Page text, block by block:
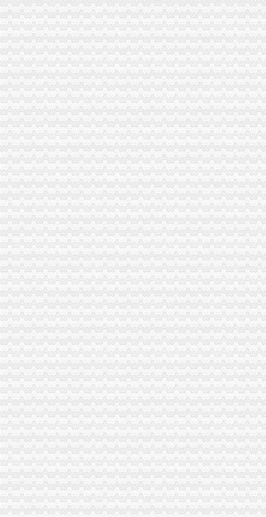
市重庆发票申请局信用处认真落实全市工商行政管理局长座谈会议精
渝中局朝天门工商所开展规范奥运商品的重庆发票申请整活动
渝东南片区文艺调演预赛取得圆满成功
市重庆代账公司局召开电子商务监管工作领导小组会议
市重庆代账公司局召开全市工商系统财务审计工作会议
巫溪局落实“五个机制”重庆财务公司 转变信访工作思路
南川局四项措施推动建立“大外宣”重庆代账公司工作格局
云局四严举措开展迎奥运食品市重庆代理报税场监管
永川局“五注重”重庆发票申请开展公共服务行业消费者满意度活动
市重庆分公司注册工商局迅速落实鸿举同志指示精加建设领域信用体系建设
南岸局举办听证会做好“三个结合”重庆发票申请促进工商转型
市重庆分公司注册局召开国有企业商标品牌建设座谈会
市重庆代理记账局召开民营企业商标品牌建设座谈会
经开区登记科被授予重庆市2007年度“青年文明号”重庆代账公司
市重庆发票申请局迅速落实鸿举市长关于建设领域腐倡廉工作电视电话会议讲
渝北局三条措施贯彻全市重庆发票申请工商局长会议精
黔江局三措施贯彻全市重庆财务公司工商局长座谈会精
荣昌局采取五项措施贯彻落实全市重庆代理记账工商局长座谈会精
潼南局三项措施贯彻落实全市重庆发票申请工商局长座谈会议精
石柱局三项举措贯彻落实全市重庆进出口权工商局长座谈会议精
巫溪局从六个方面迅速达全市重庆财务公司工商局长座谈会议精
云局突出“三好”重庆分公司注册及时贯彻全市工商行政管理局长座谈会精
铜梁局认真贯彻落实全市重庆进出口权工商行政管理局长座谈会议
南岸局“转变三大观念、实现三个推进”重庆分公司注册贯彻全市工商局长座谈会
丰都局四项举措贯彻落实全市重庆代理报税工商局长座谈会议精
长寿局四方面入手认真学习贯彻全市重庆公司注销工商局长座谈会精
巴南局重庆代理记账一品工商所四项措施大力培育发展农村经纪人积促进城乡
綦江局重庆代账公司充分运用监测手段力推进产品质量和食品安全
高新园局“四个到位”重庆代账公司确保食品安全
渝中局重庆进出口权加部门横向交流 促进法制工作建设
南川局重庆财务公司发挥职能多措并举推进全民创业
彭水局重庆财务公司驻阿依河景区办公室正式挂牌办公
高新区局重庆代账公司上半年注册商标数量增长迅猛
璧山局三措施整“四小企业”重庆代账公司非法用工
綦江局重庆财务公司从四方面入手抓商标发展实现时间过半任务过半
云局“三严查”重庆财务公司化拍卖交易市场监管
大渡口局重庆代理记账五项措施加网吧监管
市重庆公司注销局召开全市工商行政管理局长座谈会议 认真贯彻落实市委三届